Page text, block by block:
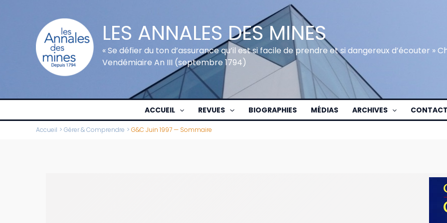
LES ANNALES DES MINES
« Se défier du ton d’assurance qu’il est si facile de prendre et si dangereux d’écouter »
Vendémiaire An III (septembre 1794)
ACCUEIL REVUES BIOGRAPHIES MÉDIAS ARCHIVES CONTACT
Accueil Gérer & Comprendre G&C Juin 1997 — Sommaire